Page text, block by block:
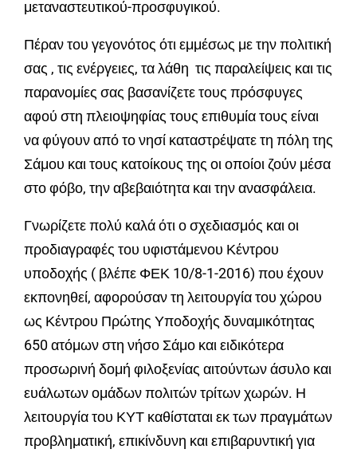
μεταναστευτικού-προσφυγικού.
Πέραν του γεγονότος ότι εμμέσως με την πολιτική
σας , τις ενέργειες, τα λάθη τις παραλείψεις και τις
παρανομίες σας βασανίζετε τους πρόσφυγες
αφού στη πλειοψηφίας τους επιθυμία τους είναι
να φύγουν από το νησί καταστρέψατε τη πόλη της
Σάμου και τους κατοίκους της οι οποίοι ζούν μέσα
στο φόβο, την αβεβαιότητα και την ανασφάλεια.
Γνωρίζετε πολύ καλά ότι ο σχεδιασμός και οι
προδιαγραφές του υφιστάμενου Κέντρου
υποδοχής ( βλέπε ΦΕΚ 10/8-1-2016) που έχουν
εκπονηθεί, αφορούσαν τη λειτουργία του χώρου
ως Κέντρου Πρώτης Υποδοχής δυναμικότητας
650 ατόμων στη νήσο Σάμο και ειδικότερα
προσωρινή δομή φιλοξενίας αιτούντων άσυλο και
ευάλωτων ομάδων πολιτών τρίτων χωρών. Η
λειτουργία του ΚΥΤ καθίσταται εκ των πραγμάτων
προβληματική, επικίνδυνη και επιβαρυντική για